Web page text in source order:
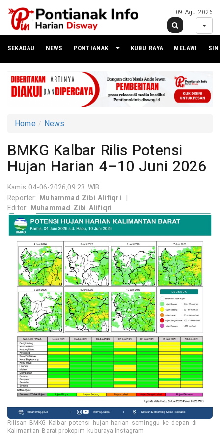
09 Agu 2026
SEKADAU NEWS PONTIANAK KUBU RAYA MELAWI
Home News
BMKG Kalbar Rilis Potensi
Hujan Harian 4–10 Juni 2026
Kamis 04-06-2026,09:23 WIB
Reporter: Muhammad Zibi Alifiqri |
Editor: Muhammad Zibi Alifiqri
Rilisan BMKG Kalbar potensi hujan harian seminggu ke depan di
Kalimantan Barat-prokopim_kuburaya-Instagram